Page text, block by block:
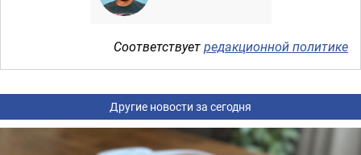
Соответствуетредакционной политике
Другие новости за сегодня